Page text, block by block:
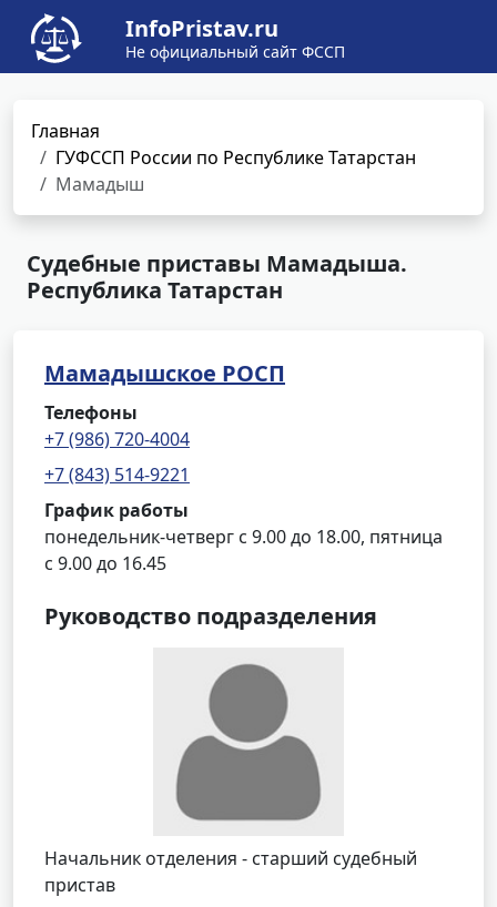
InfoPristav.ru
Не официальный сайт ФССП
Главная
ГУФССП России по Республике Татарстан
Мамадыш
Судебные приставы Мамадыша.
Республика Татарстан
Мамадышское РОСП
Телефоны
+7 (986) 720-4004
+7 (843) 514-9221
График работы
понедельник-четверг с 9.00 до 18.00, пятница
с 9.00 до 16.45
Руководство подразделения
Начальник отделения - старший судебный
пристав